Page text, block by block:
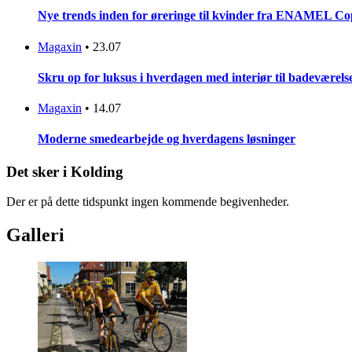
Nye trends inden for øreringe til kvinder fra ENAMEL
Magaxin • 23.07
Skru op for luksus i hverdagen med interiør til
Magaxin • 14.07
Moderne smedearbejde og hverdagens løsninger
Det sker i Kolding
Der er på dette tidspunkt ingen kommende begivenheder.
Galleri